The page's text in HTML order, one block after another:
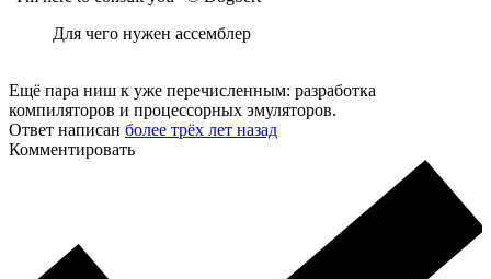
Для чего нужен ассемблер
Ещё пара ниш к уже перечисленным: разработка
компиляторов и процессорных эмуляторов.
Ответ написан более трёх лет назад
Комментировать